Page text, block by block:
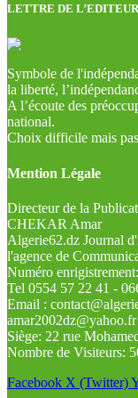
LETTRE DE L’EDITEUR
Symbole de
la liberté,
A l’écoute des
national.
Choix difficile mais
Mention Légale
Directeur de la
CHEKAR Amar
Algerie62.dz Journal
l'agence de
Numéro
Tel 0554 57 22 41 -
Email :
amar2002dz@yahoo.fr
Siège: 22 rue
Nombre de Visiteurs:
Facebook X (Twitter)